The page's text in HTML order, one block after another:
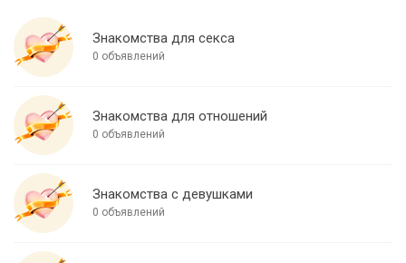
Знакомства для секса
0 объявлений
Знакомства для отношений
0 объявлений
Знакомства с девушками
0 объявлений